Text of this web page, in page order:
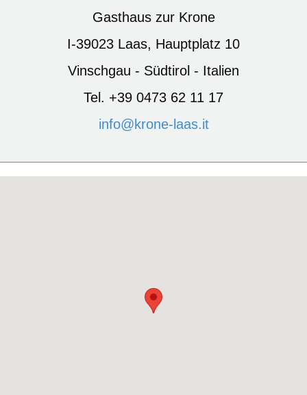
Gasthaus zur Krone
I-39023 Laas, Hauptplatz 10
Vinschgau - Südtirol - Italien
Tel. +39 0473 62 11 17
info@krone-laas.it